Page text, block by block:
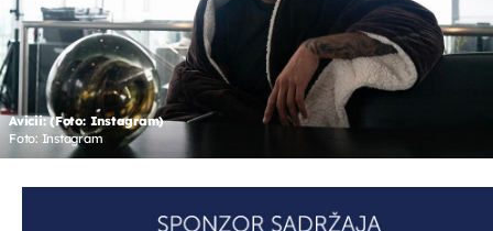
Avicii: (Foto: Instagram)
Foto: Instagram